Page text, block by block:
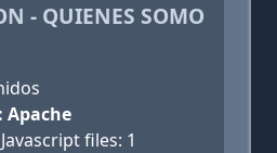
- QUIENES SOMO
Apache
files: 1